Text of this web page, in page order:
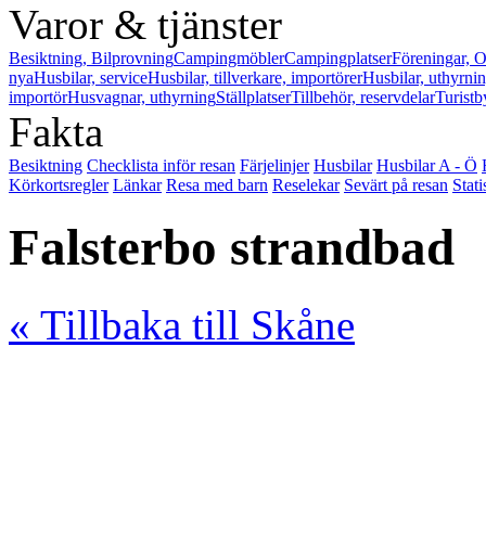
Varor & tjänster
Besiktning, BilprovningCampingmöblerCampingplatserFöreningar,
nyaHusbilar, serviceHusbilar, tillverkare, importörerHusbilar,
importörHusvagnar, uthyrningStällplatserTillbehör, reservdelar
Fakta
Besiktning Checklista inför resan Färjelinjer Husbilar Husbilar A - Ö
Körkortsregler Länkar Resa med barn Reselekar Sevärt på resan
Falsterbo strandbad
« Tillbaka till Skåne